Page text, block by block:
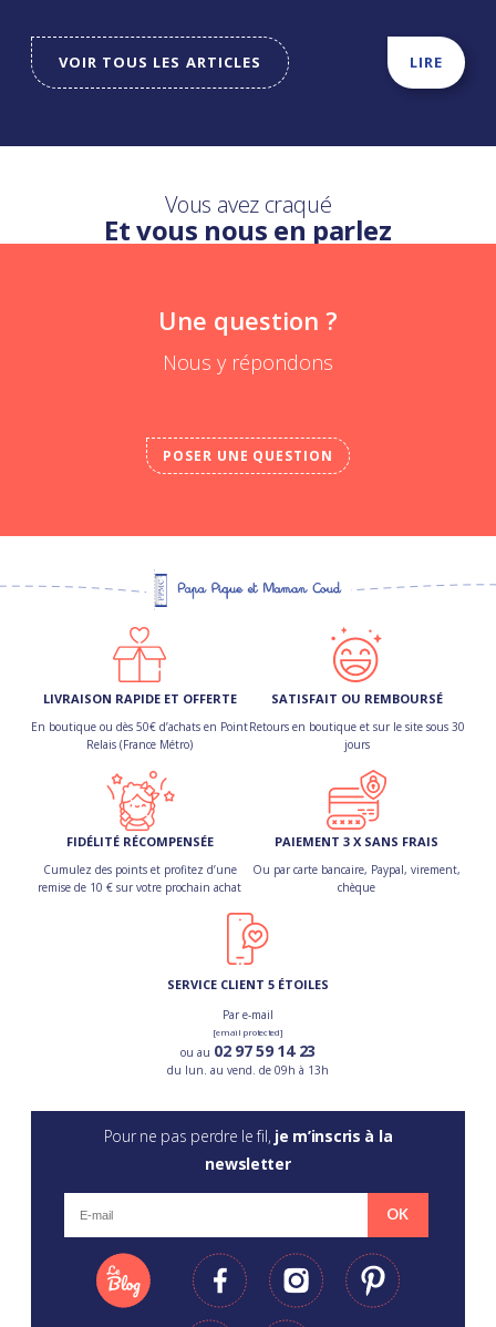
VOIR TOUS LES ARTICLES LIRE
Vous avez craqué
Et vous nous en parlez
Une question ?
Nous y répondons
POSER UNE QUESTION
LIVRAISON RAPIDE ET OFFERTE
En boutique ou dès 50€ d’achats en Point
Relais (France Métro)
SATISFAIT OU REMBOURSÉ
Retours en boutique et sur le site sous 30
jours
FIDÉLITÉ RÉCOMPENSÉE
Cumulez des points et profitez d’une
remise de 10 € sur votre prochain achat
PAIEMENT 3 X SANS FRAIS
Ou par carte bancaire, Paypal, virement,
chèque
SERVICE CLIENT 5 ÉTOILES
Par e-mail
[email protected]
ou au 02 97 59 14 23
du lun. au vend. de 09h à 13h
Pour ne pas perdre le fil, je m’inscris à la
newsletter
OK